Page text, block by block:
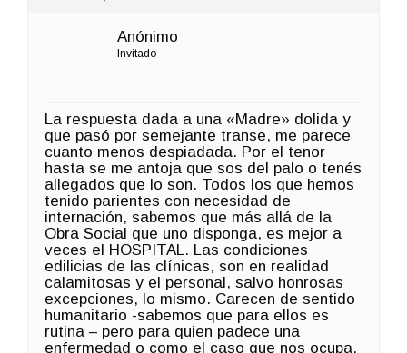
Anónimo
Invitado
La respuesta dada a una «Madre» dolida y
que pasó por semejante transe, me parece
cuanto menos despiadada. Por el tenor
hasta se me antoja que sos del palo o tenés
allegados que lo son. Todos los que hemos
tenido parientes con necesidad de
internación, sabemos que más allá de la
Obra Social que uno disponga, es mejor a
veces el HOSPITAL. Las condiciones
edilicias de las clínicas, son en realidad
calamitosas y el personal, salvo honrosas
excepciones, lo mismo. Carecen de sentido
humanitario -sabemos que para ellos es
rutina – pero para quien padece una
enfermedad o como el caso que nos ocupa,